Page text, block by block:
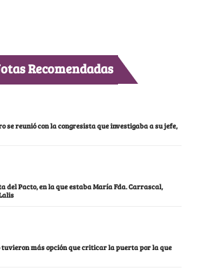
Recomendadas
se reunió con la congresista que investigaba a su jefe,
del Pacto, en la que estaba María Fda. Carrascal,
tuvieron más opción que criticar la puerta por la que